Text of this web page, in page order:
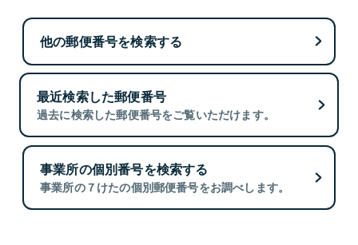
他の郵便番号を検索する
最近検索した郵便番号
過去に検索した郵便番号をご覧いただけます。
事業所の個別番号を検索する
事業所の７けたの個別郵便番号をお調べします。